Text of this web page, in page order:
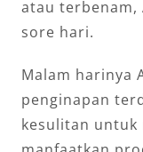
atau terbenam,
sore hari.
Malam harinya
penginapan
kesulitan untuk